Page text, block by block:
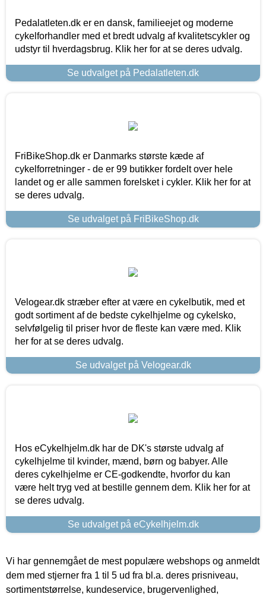
Pedalatleten.dk er en dansk, familieejet og moderne
cykelforhandler med et bredt udvalg af kvalitetscykler og
udstyr til hverdagsbrug. Klik her for at se deres udvalg.
Se udvalget på Pedalatleten.dk
FriBikeShop.dk er Danmarks største kæde af
cykelforretninger - de er 99 butikker fordelt over hele
landet og er alle sammen forelsket i cykler. Klik her for at
se deres udvalg.
Se udvalget på FriBikeShop.dk
Velogear.dk stræber efter at være en cykelbutik, med et
godt sortiment af de bedste cykelhjelme og cykelsko,
selvfølgelig til priser hvor de fleste kan være med. Klik
her for at se deres udvalg.
Se udvalget på Velogear.dk
Hos eCykelhjelm.dk har de DK's største udvalg af
cykelhjelme til kvinder, mænd, børn og babyer. Alle
deres cykelhjelme er CE-godkendte, hvorfor du kan
være helt tryg ved at bestille gennem dem. Klik her for at
se deres udvalg.
Se udvalget på eCykelhjelm.dk
Vi har gennemgået de mest populære webshops og anmeldt
dem med stjerner fra 1 til 5 ud fra bl.a. deres prisniveau,
sortimentstørrelse, kundeservice, brugervenlighed,